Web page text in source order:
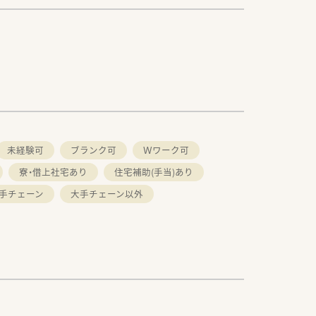
未経験可 ブランク可
Ｗワーク可
寮・借上社宅あり
住宅補助(手当)あり
チェーン
大手チェーン以外